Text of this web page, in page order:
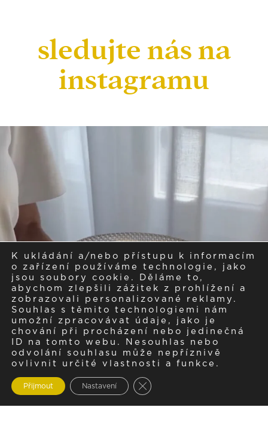
sledujte nás na
instagramu
K ukládání a/nebo přístupu k informacím
o zařízení používáme technologie, jako
jsou soubory cookie. Děláme to,
abychom zlepšili zážitek z prohlížení a
zobrazovali personalizované reklamy.
Souhlas s těmito technologiemi nám
umožní zpracovávat údaje, jako je
chování při procházení nebo jedinečná
ID na tomto webu. Nesouhlas nebo
odvolání souhlasu může nepříznivě
ovlivnit určité vlastnosti a funkce.
Přijmout Nastavení Zavřít cookie lištu GDPR